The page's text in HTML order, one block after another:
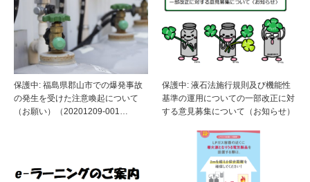
保護中: 福島県郡山市での爆発事故
の発生を受けた注意喚起について
（お願い）（20201209-001…
保護中: 液石法施行規則及び機能性
基準の運用についての一部改正に対
する意見募集について（お知らせ）